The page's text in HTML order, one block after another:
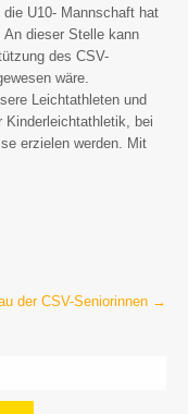
U10- Mannschaft hat
dieser Stelle kann
des CSV-
wäre.
Leichtathleten und
Kinderleichtathletik, bei
erzielen werden. Mit
der CSV-Seniorinnen →